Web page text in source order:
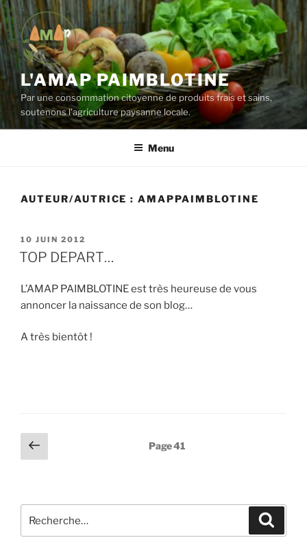
Aller
au
contenu
principal
L'AMAP PAIMBLOTINE
Par une consommation citoyenne de produits frais et sains,
soutenons l'agriculture paysanne locale.
Menu
AUTEUR/AUTRICE :AMAPPAIMBLOTINE
PUBLIÉ
LE
10 JUIN 2012
TOP DEPART…
L’AMAP PAIMBLOTINE est très heureuse de vous
annoncer la naissance de son blog…
A très bientôt !
Pagination
des
Page
précédente
Page41
pour